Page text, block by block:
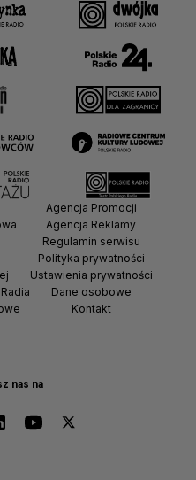
nas na
Agencja Promocji
Agencja Reklamy
Regulamin serwisu
Polityka prywatności
Ustawienia prywatności
Dane osobowe
Kontakt